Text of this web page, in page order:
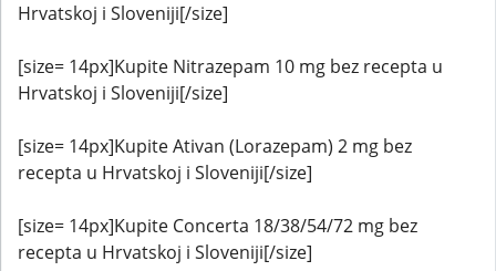
Hrvatskoj i Sloveniji[/size]
[size= 14px]Kupite Nitrazepam 10 mg bez recepta u
Hrvatskoj i Sloveniji[/size]
[size= 14px]Kupite Ativan (Lorazepam) 2 mg bez
recepta u Hrvatskoj i Sloveniji[/size]
[size= 14px]Kupite Concerta 18/38/54/72 mg bez
recepta u Hrvatskoj i Sloveniji[/size]